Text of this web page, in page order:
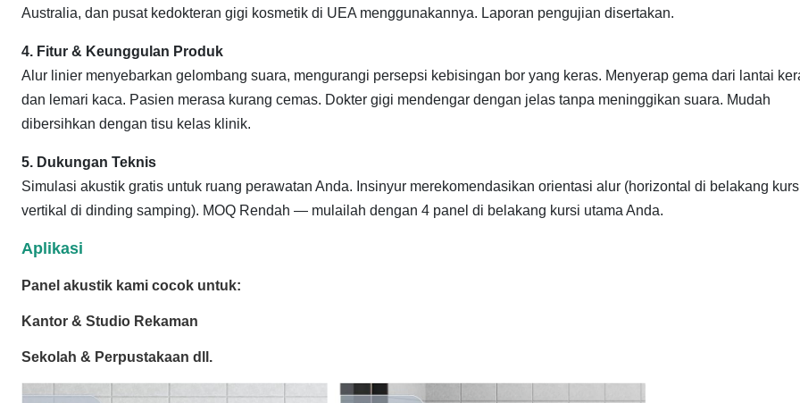
Australia, dan pusat kedokteran gigi kosmetik di UEA menggunakannya. Laporan pengujian disertakan.
4. Fitur & Keunggulan Produk
Alur linier menyebarkan gelombang suara, mengurangi persepsi kebisingan bor yang keras. Menyerap gema dari lantai
dan lemari kaca. Pasien merasa kurang cemas. Dokter gigi mendengar dengan jelas tanpa meninggikan suara. Mudah
dibersihkan dengan tisu kelas klinik.
5. Dukungan Teknis
Simulasi akustik gratis untuk ruang perawatan Anda. Insinyur merekomendasikan orientasi alur (horizontal di belakang
vertikal di dinding samping). MOQ Rendah — mulailah dengan 4 panel di belakang kursi utama Anda.
Aplikasi
Panel akustik kami cocok untuk:
Kantor & Studio Rekaman
Sekolah & Perpustakaan dll.